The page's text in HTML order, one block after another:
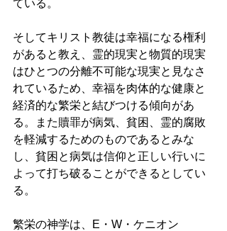
ている。
そしてキリスト教徒は幸福になる権利
があると教え、霊的現実と物質的現実
はひとつの分離不可能な現実と見なさ
れているため、幸福を肉体的な健康と
経済的な繁栄と結びつける傾向があ
る。また贖罪が病気、貧困、霊的腐敗
を軽減するためのものであるとみな
し、貧困と病気は信仰と正しい行いに
よって打ち破ることができるとしてい
る。
繁栄の神学は、E・W・ケニオン